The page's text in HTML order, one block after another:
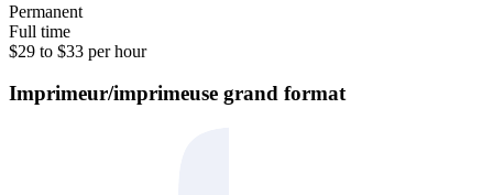
Permanent
Full time
$29 to $33 per hour
Imprimeur/imprimeuse grand format